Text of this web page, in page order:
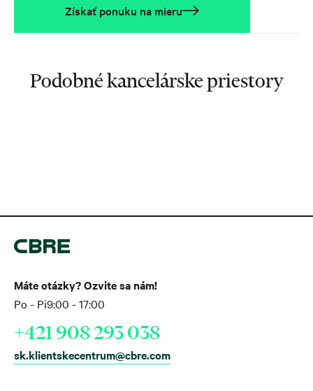
Získať ponuku na mieru
Podobné kancelárske priestory
Máte otázky? Ozvite sa nám!
Po - Pi9:00 - 17:00
+421 908 293 038
sk.klientskecentrum@cbre.com